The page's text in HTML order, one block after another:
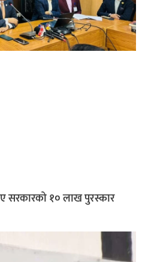
सरकारको १० लाख पुरस्कार